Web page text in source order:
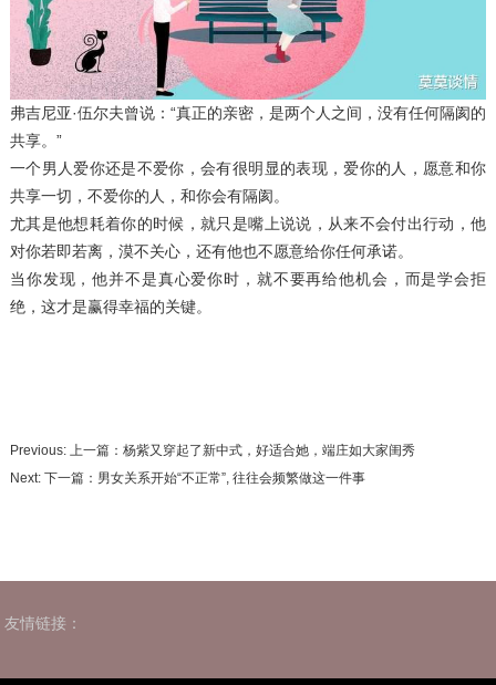
弗吉尼亚·伍尔夫曾说：“真正的亲密，是两个人之间，没有任何隔阂的
共享。”
一个男人爱你还是不爱你，会有很明显的表现，爱你的人，愿意和你
共享一切，不爱你的人，和你会有隔阂。
尤其是他想耗着你的时候，就只是嘴上说说，从来不会付出行动，他
对你若即若离，漠不关心，还有他也不愿意给你任何承诺。
当你发现，他并不是真心爱你时，就不要再给他机会，而是学会拒
绝，这才是赢得幸福的关键。
Previous: 上一篇： 杨紫又穿起了新中式，好适合她，端庄如大家闺秀
Next: 下一篇： 男女关系开始“不正常”, 往往会频繁做这一件事
友情链接：